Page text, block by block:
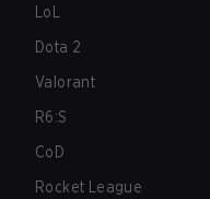
LoL
Dota 2
Valorant
R6:S
CoD
Rocket League